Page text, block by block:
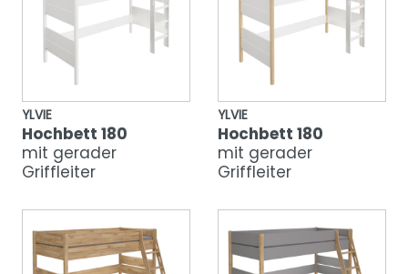
YLVIE
Hochbett 180
mit gerader
Griffleiter
YLVIE
Hochbett 180
mit gerader
Griffleiter